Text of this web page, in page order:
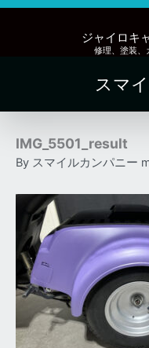
内
ッ
ジャイロキ
修理、塗装、
スマ
IMG_5501_result
By スマイルカンパニー